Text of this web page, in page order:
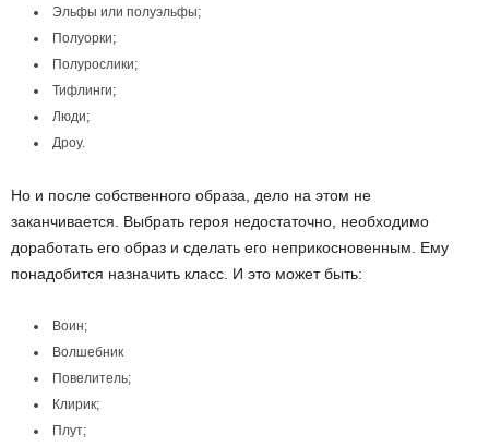
Эльфы или полуэльфы;
Полуорки;
Полурослики;
Тифлинги;
Люди;
Дроу.
Но и после собственного образа, дело на этом не
заканчивается. Выбрать героя недостаточно, необходимо
доработать его образ и сделать его неприкосновенным. Ему
понадобится назначить класс. И это может быть:
Воин;
Волшебник
Повелитель;
Клирик;
Плут;